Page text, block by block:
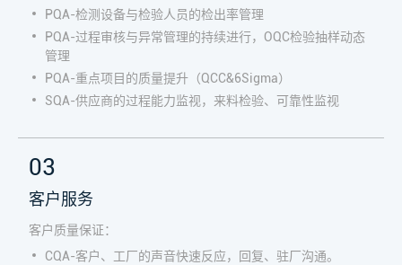
PQA-检测设备与检验人员的检出率管理
PQA-过程审核与异常管理的持续进行，OQC检验抽样动态
管理
PQA-重点项目的质量提升（QCC&6Sigma）
SQA-供应商的过程能力监视，来料检验、可靠性监视
03
客户服务
客户质量保证：
CQA-客户、工厂的声音快速反应，回复、驻厂沟通。